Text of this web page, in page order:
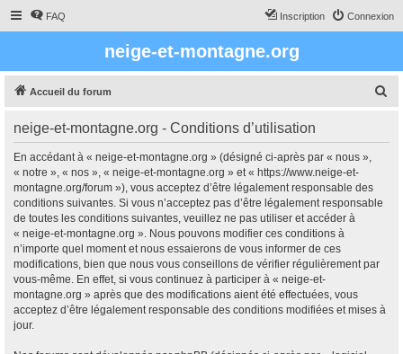
FAQ Connexion
Inscription
neige-et-montagne.org
Accueil du forum
neige-et-montagne.org - Conditions d’utilisation
En accédant à « neige-et-montagne.org » (désigné ci-après par « nous »,
« notre », « nos », « neige-et-montagne.org » et « https://www.neige-et-
montagne.org/forum »), vous acceptez d’être légalement responsable des
conditions suivantes. Si vous n’acceptez pas d’être légalement responsable
de toutes les conditions suivantes, veuillez ne pas utiliser et accéder à
« neige-et-montagne.org ». Nous pouvons modifier ces conditions à
n’importe quel moment et nous essaierons de vous informer de ces
modifications, bien que nous vous conseillons de vérifier régulièrement par
vous-même. En effet, si vous continuez à participer à « neige-et-
montagne.org » après que des modifications aient été effectuées, vous
acceptez d’être légalement responsable des conditions modifiées et mises à
jour.